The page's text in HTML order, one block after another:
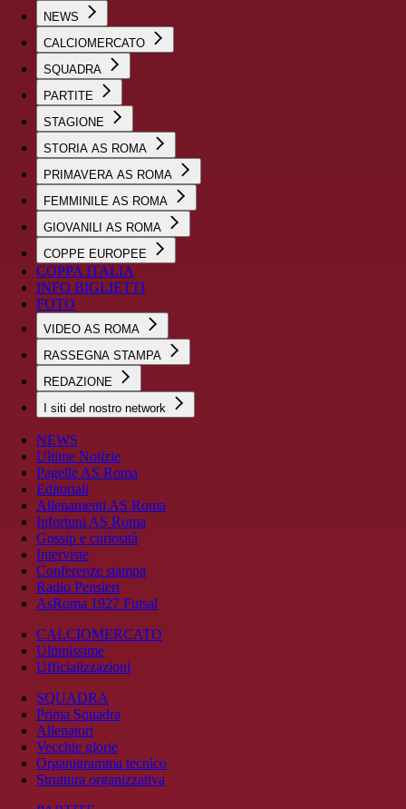
NEWS
CALCIOMERCATO
SQUADRA
PARTITE
STAGIONE
STORIA AS ROMA
PRIMAVERA AS ROMA
FEMMINILE AS ROMA
GIOVANILI AS ROMA
COPPE EUROPEE
COPPA ITALIA
INFO BIGLIETTI
FOTO
VIDEO AS ROMA
RASSEGNA STAMPA
REDAZIONE
I siti del nostro network
NEWS
Ultime Notizie
Pagelle AS Roma
Editoriali
Allenamenti AS Roma
Infortuni AS Roma
Gossip e curiosità
Interviste
Conferenze stampa
Radio Pensieri
AsRoma 1927 Futsal
CALCIOMERCATO
Ultimissime
Ufficializzazioni
SQUADRA
Prima Squadra
Allenatori
Vecchie glorie
Organigramma tecnico
Struttura organizzativa